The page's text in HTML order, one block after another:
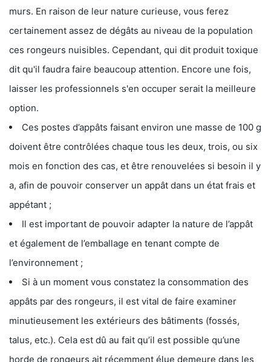
murs. En raison de leur nature curieuse, vous ferez
certainement assez de dégâts au niveau de la population
ces rongeurs nuisibles. Cependant, qui dit produit toxique
dit qu'il faudra faire beaucoup attention. Encore une fois,
laisser les professionnels s'en occuper serait la meilleure
option.
Ces postes d’appâts faisant environ une masse de 100 g
doivent être contrôlées chaque tous les deux, trois, ou six
mois en fonction des cas, et être renouvelées si besoin il y
a, afin de pouvoir conserver un appât dans un état frais et
appétant ;
Il est important de pouvoir adapter la nature de l’appât
et également de l’emballage en tenant compte de
l’environnement ;
Si à un moment vous constatez la consommation des
appâts par des rongeurs, il est vital de faire examiner
minutieusement les extérieurs des bâtiments (fossés,
talus, etc.). Cela est dû au fait qu’il est possible qu’une
horde de rongeurs ait récemment élue demeure dans les